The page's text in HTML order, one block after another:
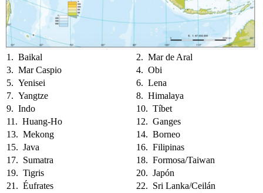
1. Baikal
2. Mar de Aral
3. Mar Caspio
4. Obi
5. Yenisei
6. Lena
7. Yangtze
8. Himalaya
9. Indo
10. Tíbet
11. Huang-Ho
12. Ganges
13. Mekong
14. Borneo
15. Java
16. Filipinas
17. Sumatra
18. Formosa/Taiwan
19. Tigris
20. Japón
21. Éufrates
22. Sri Lanka/Ceilán